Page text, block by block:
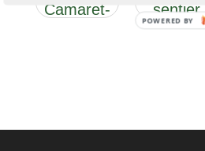
Camaret-
sentier
des
POWERED BY